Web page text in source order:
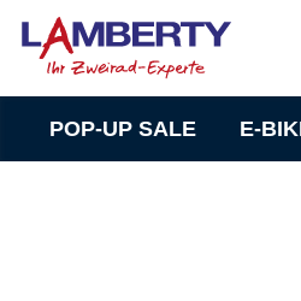
POP-UP SALE E-